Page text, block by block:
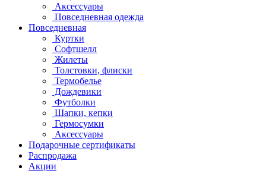
Аксессуары
Повседневная одежда
Повседневная
Куртки
Софтшелл
Жилеты
Толстовки, флиски
Термобелье
Дождевики
Футболки
Шапки, кепки
Гермосумки
Аксессуары
Подарочные сертификаты
Распродажа
Акции